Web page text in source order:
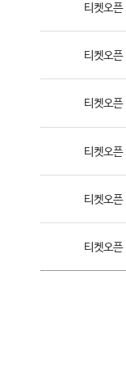
티켓오픈
티켓오픈
티켓오픈
티켓오픈
티켓오픈
티켓오픈